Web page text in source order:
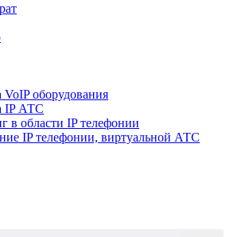
VoIP оборудования
IP АТС
в области IP телефонии
IP телефонии, виртуальной АТС